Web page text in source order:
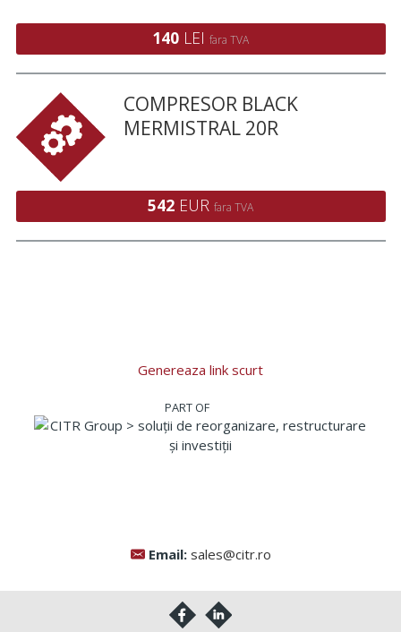
16 canale Statie portabila MOTOROLA
P080-16 canale Statie portabila MO
140 LEI fara TVA
COMPRESOR BLACK
MERMISTRAL 20R
542 EUR fara TVA
Genereaza link scurt
Email: sales@citr.ro